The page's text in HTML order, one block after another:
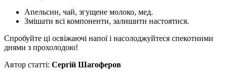
Апельсин, чай, згущене молоко, мед.
Змішати всі компоненти, залишити настоятися.
Спробуйте ці освіжаючі напої і насолоджуйтеся спекотними
днями з прохолодою!
Автор статті: Сергій Шагоферов